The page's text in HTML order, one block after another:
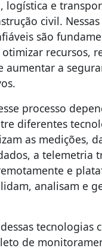
logística e
civil.
são
recursos,
aumentar a
processo
diferentes
as medições,
a telemetria
e
analisam e
tecnologias
de